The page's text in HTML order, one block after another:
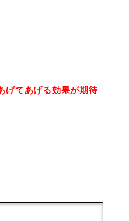
げてあげる効果が期待